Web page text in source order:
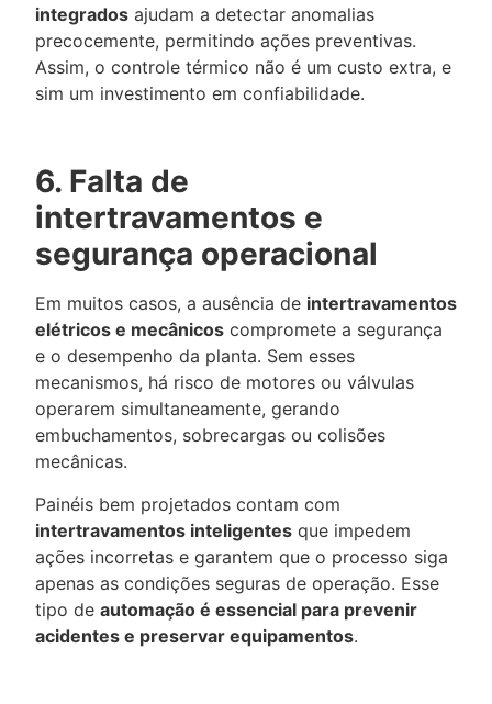
integrados ajudam a detectar anomalias
precocemente, permitindo ações preventivas.
Assim, o controle térmico não é um custo extra, e
sim um investimento em confiabilidade.
6. Falta de
intertravamentos e
segurança operacional
Em muitos casos, a ausência de intertravamentos
elétricos e mecânicos compromete a segurança
e o desempenho da planta. Sem esses
mecanismos, há risco de motores ou válvulas
operarem simultaneamente, gerando
embuchamentos, sobrecargas ou colisões
mecânicas.
Painéis bem projetados contam com
intertravamentos inteligentes que impedem
ações incorretas e garantem que o processo siga
apenas as condições seguras de operação. Esse
tipo de automação é essencial para prevenir
acidentes e preservar equipamentos.